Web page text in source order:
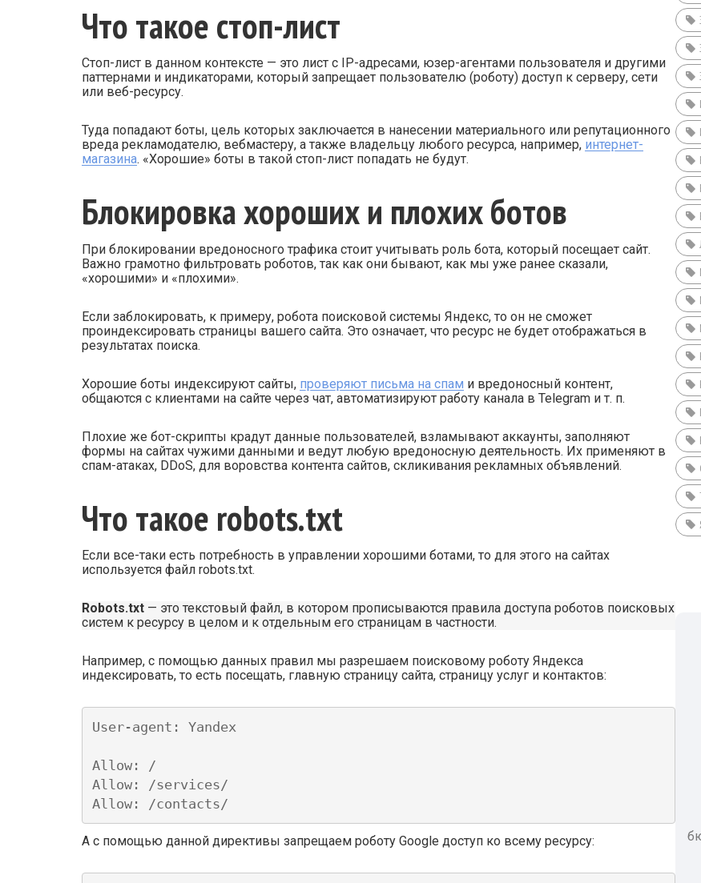
Что такое стоп-лист
Стоп-лист в данном контексте — это лист с IP-адресами, юзер-агентами пользователя и другими
паттернами и индикаторами, который запрещает пользователю (роботу) доступ к серверу, сети
или веб-ресурсу.
Туда попадают боты, цель которых заключается в нанесении материального или репутационного
вреда рекламодателю, вебмастеру, а также владельцу любого ресурса, например, интернет-
магазина. «Хорошие» боты в такой стоп-лист попадать не будут.
Блокировка хороших и плохих ботов
При блокировании вредоносного трафика стоит учитывать роль бота, который посещает сайт.
Важно грамотно фильтровать роботов, так как они бывают, как мы уже ранее сказали,
«хорошими» и «плохими».
Если заблокировать, к примеру, робота поисковой системы Яндекс, то он не сможет
проиндексировать страницы вашего сайта. Это означает, что ресурс не будет отображаться в
результатах поиска.
Хорошие боты индексируют сайты, проверяют письма на спам и вредоносный контент,
общаются с клиентами на сайте через чат, автоматизируют работу канала в Telegram и т. п.
Плохие же бот-скрипты крадут данные пользователей, взламывают аккаунты, заполняют
формы на сайтах чужими данными и ведут любую вредоносную деятельность. Их применяют в
спам-атаках, DDoS, для воровства контента сайтов, скликивания рекламных объявлений.
Что такое robots.txt
Если все-таки есть потребность в управлении хорошими ботами, то для этого на сайтах
используется файл robots.txt.
Robots.txt — это текстовый файл, в котором прописываются правила доступа роботов поисковых
систем к ресурсу в целом и к отдельным его страницам в частности.
Например, с помощью данных правил мы разрешаем поисковому роботу Яндекса
индексировать, то есть посещать, главную страницу сайта, страницу услуг и контактов:
User-agent: Yandex
Allow: /
Allow: /services/
Allow: /contacts/
А с помощью данной директивы запрещаем роботу Google доступ ко всему ресурсу: